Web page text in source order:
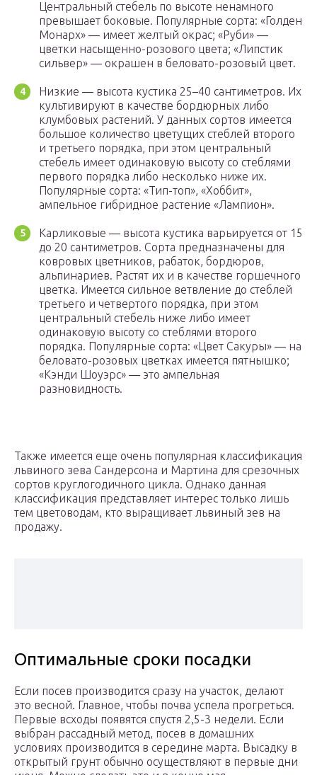
Центральный стебель по высоте ненамного
превышает боковые. Популярные сорта: «Голден
Монарх» ― имеет желтый окрас; «Руби» ―
цветки насыщенно-розового цвета; «Липстик
сильвер» ― окрашен в беловато-розовый цвет.
Низкие ― высота кустика 25–40 сантиметров. Их
культивируют в качестве бордюрных либо
клумбовых растений. У данных сортов имеется
большое количество цветущих стеблей второго
и третьего порядка, при этом центральный
стебель имеет одинаковую высоту со стеблями
первого порядка либо несколько ниже их.
Популярные сорта: «Тип-топ», «Хоббит»,
ампельное гибридное растение «Лампион».
Карликовые ― высота кустика варьируется от 15
до 20 сантиметров. Сорта предназначены для
ковровых цветников, рабаток, бордюров,
альпинариев. Растят их и в качестве горшечного
цветка. Имеется сильное ветвление до стеблей
третьего и четвертого порядка, при этом
центральный стебель ниже либо имеет
одинаковую высоту со стеблями второго
порядка. Популярные сорта: «Цвет Сакуры» ― на
беловато-розовых цветках имеется пятнышко;
«Кэнди Шоуэрс» ― это ампельная
разновидность.
Также имеется еще очень популярная классификация
львиного зева Сандерсона и Мартина для срезочных
сортов круглогодичного цикла. Однако данная
классификация представляет интерес только лишь
тем цветоводам, кто выращивает львиный зев на
продажу.
Оптимальные сроки посадки
Если посев производится сразу на участок, делают
это весной. Главное, чтобы почва успела прогреться.
Первые всходы появятся спустя 2,5-3 недели. Если
выбран рассадный метод, посев в домашних
условиях производится в середине марта. Высадку в
открытый грунт обычно осуществляют в первые дни